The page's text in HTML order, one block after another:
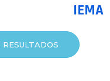
IEMA
RESULTADOS